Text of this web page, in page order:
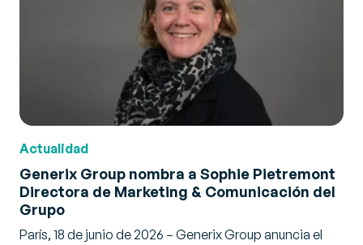
Actualidad
Generix Group nombra a Sophie Pietremont
Directora de Marketing & Comunicación del
Grupo
París, 18 de junio de 2026 – Generix Group anuncia el